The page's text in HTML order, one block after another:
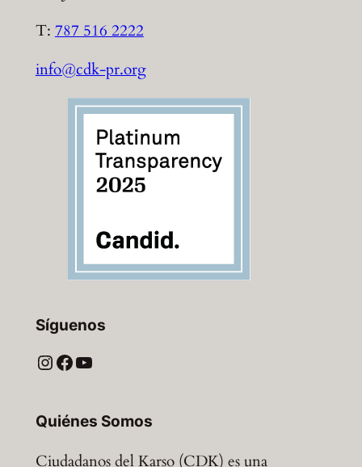
T:787 516 2222
info@cdk-pr.org
Síguenos
Instagram Facebook YouTube
Quiénes Somos
Ciudadanos del Karso (CDK) es una